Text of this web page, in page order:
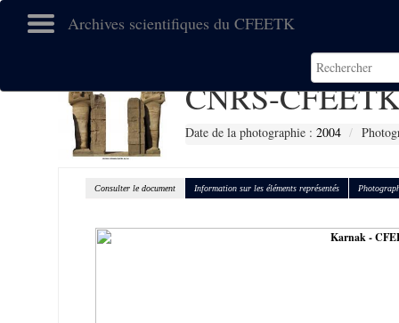
Archives scientifiques du CFEETK
CNRS-
Date de la photographie : 2004
Consulter le document Information sur les éléments représentés